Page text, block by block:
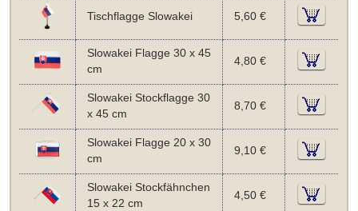
Tischflagge Slowakei 5,60 €
Slowakei Flagge 30 x 45
cm
4,80 €
Slowakei Stockflagge 30
x 45 cm
8,70 €
Slowakei Flagge 20 x 30
cm
9,10 €
Slowakei Stockfähnchen
15 x 22 cm
4,50 €